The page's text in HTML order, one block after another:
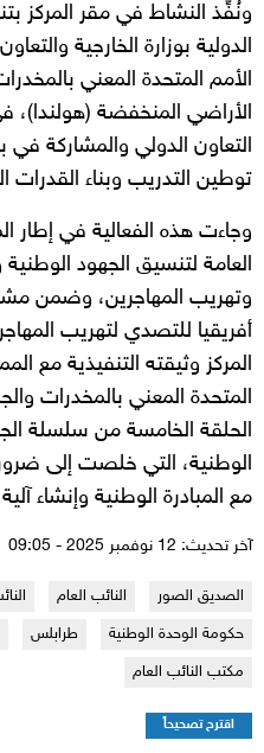
ونُفِّذ النشاط في مقر المركز
الدولية بوزارة الخارجية
الأراضي المنخفضة (هولندا)،
التعاون الدولي والمشاركة في
توطين التدريب وبناء القدرات
وجاءت هذه الفعالية في إطار
العامة لتنسيق الجهود الوطنية
وتهريب المهاجرين، وضمن
أفريقيا للتصدي لتهريب
المركز وثيقته التنفيذية مع
الحلقة الخامسة من سلسلة
الوطنية، التي خلصت إلى
مع المبادرة الوطنية وإنشاء
آخر تحديث: 12 نوفمبر 2025 - 09:05
الصديق الصور النائب العام
حكومة الوحدة الوطنية
طرابلس
مكتب النائب العام
اقترح تصحيحاً